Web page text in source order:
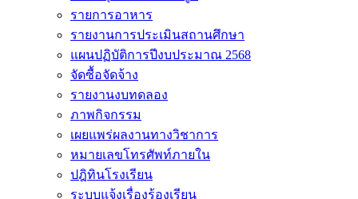
รายการอาหาร
รายงานการประเมินสถานศึกษา
แผนปฏิบัติการปีงบประมาณ 2568
จัดซื้อจัดจ้าง
รายงานงบทดลอง
ภาพกิจกรรม
เผยแพร่ผลงานทางวิชาการ
หมายเลขโทรศัพท์ภายใน
ปฎิทินโรงเรียน
ระบบแจ้งเรื่องร้องเรียน